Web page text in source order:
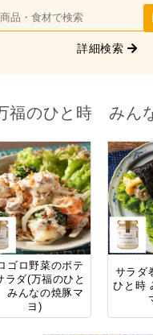
詳細検索
福のひと時 みん
ゴロ野菜のポテ
ラダ(万福のひと
んなの焼豚マ
ヨ)
サラダ
ひと時